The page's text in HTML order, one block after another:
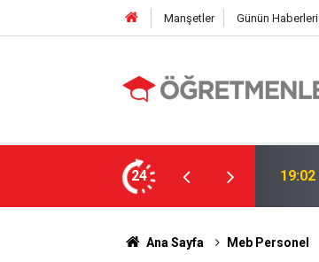
Manşetler Günün Haberleri
24
E-Sınav Görev Başvurularında Süre
09:01
Ana Sayfa Meb Personel